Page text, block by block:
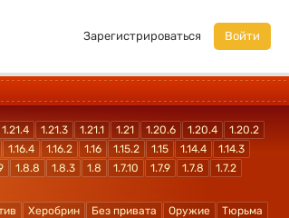
Зарегистрироваться Войти
1.21.4 1.21.3 1.21.1 1.21 1.20.6 1.20.4
1.20.2
1.16.4 1.16.2 1.16 1.15.2 1.15 1.14.4
1.14.3
1.8.8 1.8.3 1.8 1.7.10 1.7.9 1.7.8
1.7.2
Херобрин Без привата Оружие
Тюрьма